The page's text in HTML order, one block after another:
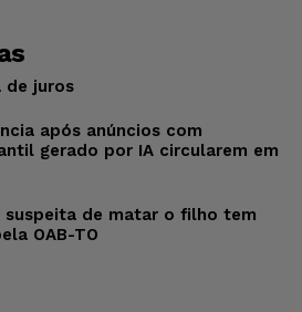
de juros
após anúncios com
gerado por IA circularem em
suspeita de matar o filho tem
OAB-TO